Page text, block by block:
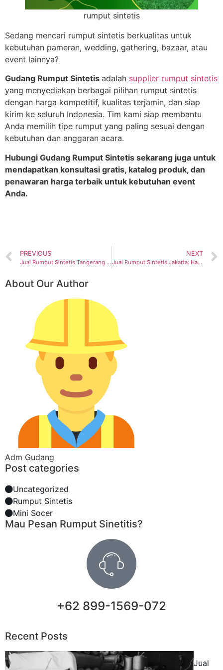
rumput sintetis
Sedang mencari rumput sintetis berkualitas untuk
kebutuhan pameran, wedding, gathering, bazaar, atau
event lainnya?
Gudang Rumput Sintetis adalah supplier rumput sintetis
yang menyediakan berbagai pilihan rumput sintetis
dengan harga kompetitif, kualitas terjamin, dan siap
kirim ke seluruh Indonesia. Tim kami siap membantu
Anda memilih tipe rumput yang paling sesuai dengan
kebutuhan dan anggaran acara.
Hubungi Gudang Rumput Sintetis sekarang juga untuk
mendapatkan konsultasi gratis, katalog produk, dan
penawaran harga terbaik untuk kebutuhan event
Anda.
PREVIOUS
Jual Rumput Sintetis Tangerang Termurah
NEXT
Jual Rumput Sintetis Jakarta: Harga Murah Lokasi Terdekat
About Our Author
Adm Gudang
Post categories
Uncategorized
Rumput Sintetis
Mini Socer
Mau Pesan Rumput Sinetitis?
+62 899-1569-072
Recent Posts
Jual